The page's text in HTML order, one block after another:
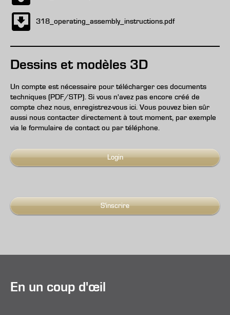
318_operating_assembly_instructions.pdf
Dessins et modèles 3D
Un compte est nécessaire pour télécharger ces documents
techniques (PDF/STP). Si vous n'avez pas encore créé de
compte chez nous, enregistrez-vous ici. Vous pouvez bien sûr
aussi nous contacter directement à tout moment, par exemple
via le formulaire de contact ou par téléphone.
Login
S'inscrire
En un coup d'œil